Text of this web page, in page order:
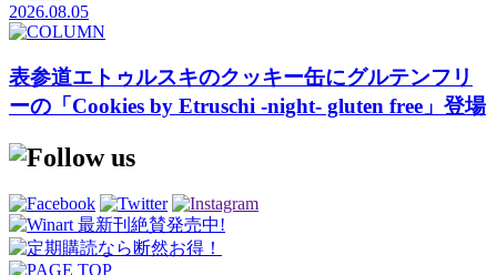
2026.08.05
表参道エトゥルスキのクッキー缶にグルテンフリ
ーの「Cookies by Etruschi -night- gluten free」登場